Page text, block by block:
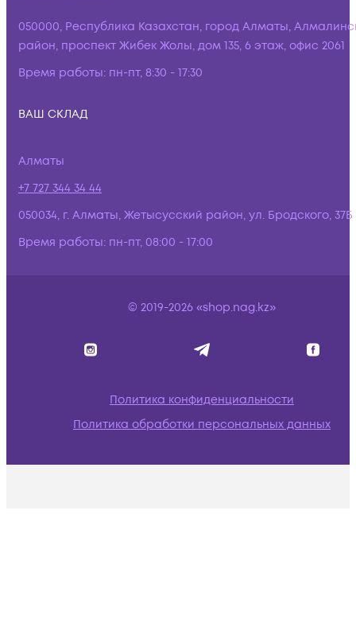
050000, Республика Казахстан, город Алматы,
район, проспект Жибек Жолы, дом 135, 6 этаж, офис 2061
Время работы: пн-пт, 8:30 - 17:30
ВАШ СКЛАД
Алматы
+7 727 344 34 44
050034, г. Алматы, Жетысусский район, ул. Бродского, 37Б
Время работы: пн-пт, 08:00 - 17:00
© 2019-2026 «shop.nag.kz»
Политика конфиденциальности
Политика обработки персональных данных